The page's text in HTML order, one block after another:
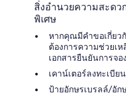
สิ่งอำนวยความสะดว
พิเศษ
หากคุณมีคำขอเกี่ยว
ต้องการความช่วยเ
เอกสารยืนยันการจ
เคาน์เตอร์ลงทะเบี
ป้ายอักษรเบรลล์/อัก